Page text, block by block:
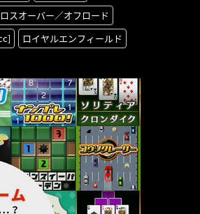
スオーバー／オフロード
ロイヤルエンフィールド